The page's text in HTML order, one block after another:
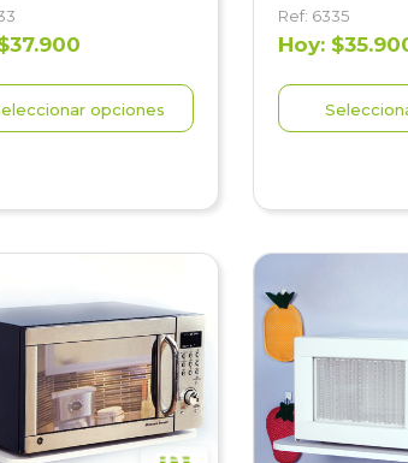
opciones
Ref: 6335
Hoy: